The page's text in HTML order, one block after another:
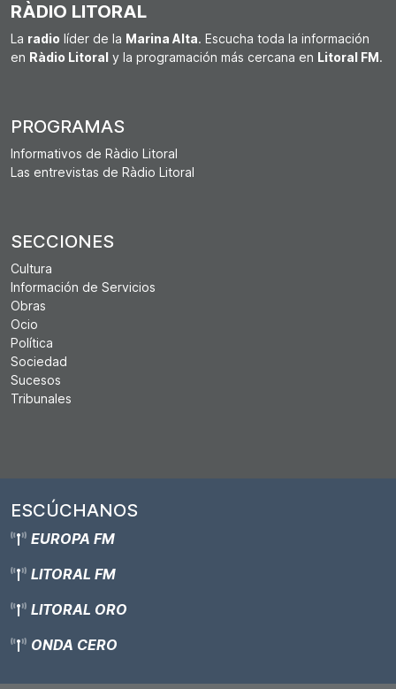
RÀDIO LITORAL
La radio líder de la Marina Alta. Escucha toda la información
en Ràdio Litoral y la programación más cercana en Litoral FM .
PROGRAMAS
Informativos de Ràdio Litoral
Las entrevistas de Ràdio Litoral
SECCIONES
Cultura
Información de Servicios
Obras
Ocio
Política
Sociedad
Sucesos
Tribunales
ESCÚCHANOS
EUROPA FM
LITORAL FM
LITORAL ORO
ONDA CERO